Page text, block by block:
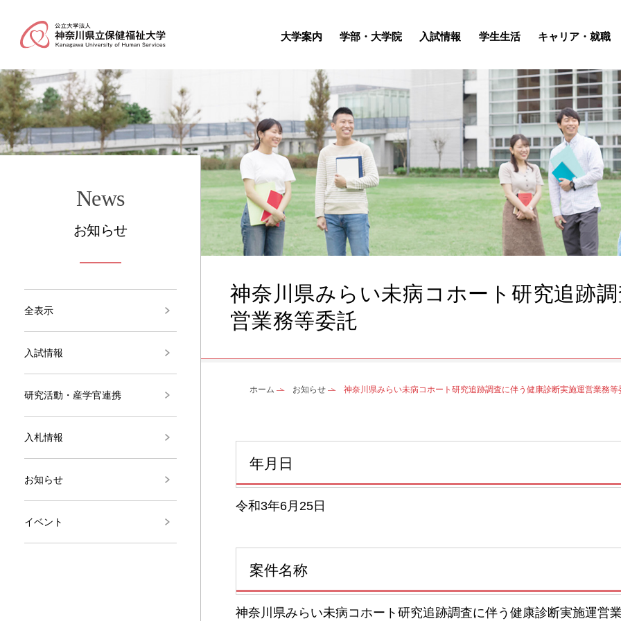
大学案内 学部・大学院 入試情報 学生生活 キャリア・就職
News
お知らせ
全表示
入試情報
研究活動・産学官連携
入札情報
お知らせ
イベント
神奈川県みらい未病コホート研究追跡
営業務等委託
ホーム お知らせ 神奈川県みらい未病コホート研究追跡調査に伴う健康診断実施運営業務等
年月日
令和3年6月25日
案件名称
神奈川県みらい未病コホート研究追跡調査に伴う健康診断実施運営